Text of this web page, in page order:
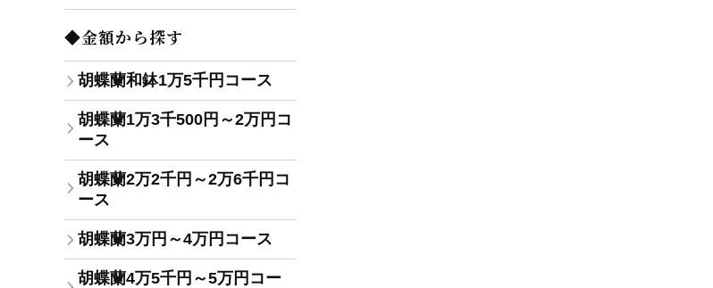
◆金額から探す
胡蝶蘭和鉢1万5千円コース
胡蝶蘭1万3千500円～2万円コ
ース
胡蝶蘭2万2千円～2万6千円コ
ース
胡蝶蘭3万円～4万円コース
胡蝶蘭4万5千円～5万円コー